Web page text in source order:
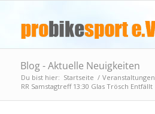
Blog - Aktuelle Neuigkeiten
Du bist hier: Startseite / Veranstaltungen
RR Samstagtreff 13:30 Glas Trösch Entfällt